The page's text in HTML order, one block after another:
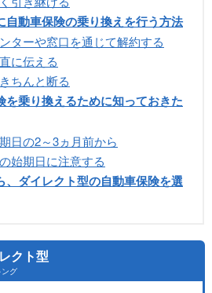
自動車保険の乗り換えを行う方法
ターや窓口を通じて解約する
に伝える
ちんと断る
を乗り換えるために知っておきた
日の2～3ヵ月前から
始期日に注意する
、ダイレクト型の自動車保険を選
クト型
グ